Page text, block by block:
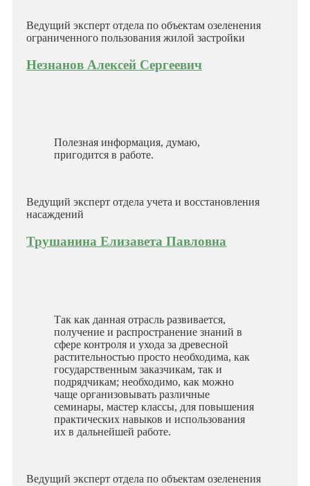
Ведущий эксперт отдела по объектам озеленения
ограниченного пользования жилой застройки
Незнанов Алексей Сергеевич
Полезная информация, думаю,
пригодится в работе.
Ведущий эксперт отдела учета и восстановления
насаждений
Трушанина Елизавета Павловна
Так как данная отрасль развивается,
получение и распространение знаний в
сфере контроля и ухода за древесной
растительностью просто необходима, как
государственным заказчикам, так и
подрядчикам; необходимо, как можно
чаще организовывать различные
семинары, мастер классы, для повышения
практических навыков и использования
их в дальнейшей работе.
Ведущий эксперт отдела по объектам озеленения